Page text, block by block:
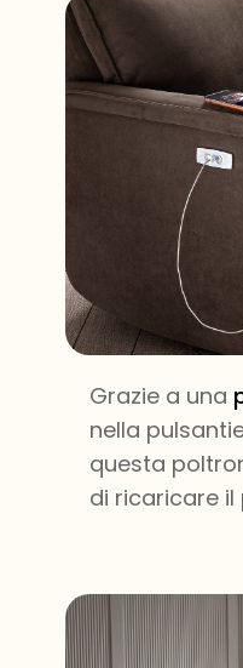
Grazie a una
nella
questa
di ricaricare